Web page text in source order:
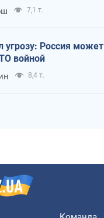
7,1 т.
угрозу: Россия может
войной
8,4 т.